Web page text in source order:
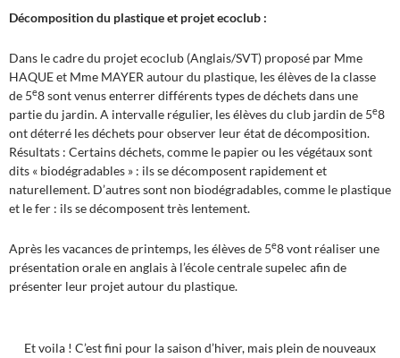
Décomposition du plastique et projet ecoclub :
Dans le cadre du projet ecoclub (Anglais/SVT) proposé par Mme
HAQUE et Mme MAYER autour du plastique, les élèves de la classe
de 5e8 sont venus enterrer différents types de déchets dans une
partie du jardin. A intervalle régulier, les élèves du club jardin de 5e8
ont déterré les déchets pour observer leur état de décomposition.
Résultats : Certains déchets, comme le papier ou les végétaux sont
dits « biodégradables » : ils se décomposent rapidement et
naturellement. D’autres sont non biodégradables, comme le plastique
et le fer : ils se décomposent très lentement.
Après les vacances de printemps, les élèves de 5e8 vont réaliser une
présentation orale en anglais à l’école centrale supelec afin de
présenter leur projet autour du plastique.
Et voila ! C’est fini pour la saison d’hiver, mais plein de nouveaux